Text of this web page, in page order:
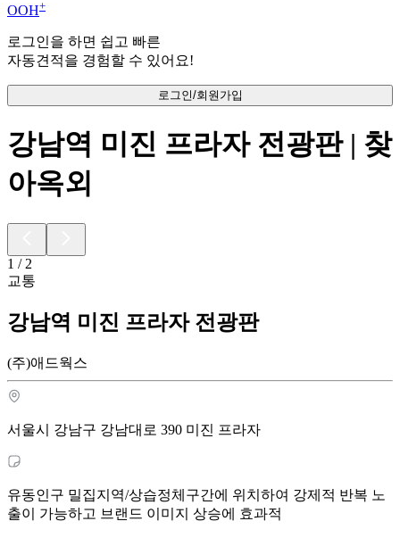
OOH+
로그인을 하면 쉽고 빠른
자동견적을 경험할 수 있어요!
로그인/회원가입
강남역 미진 프라자 전광판 | 찾
아옥외
1 / 2
교통
강남역 미진 프라자 전광판
(주)애드웍스
서울시 강남구 강남대로 390 미진 프라자
유동인구 밀집지역/상습정체구간에 위치하여 강제적 반복 노
출이 가능하고 브랜드 이미지 상승에 효과적